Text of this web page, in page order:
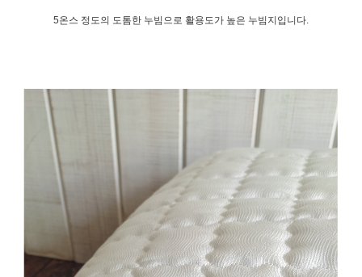
5온스 정도의 도톰한 누빔으로 활용도가 높은 누빔지입니다.